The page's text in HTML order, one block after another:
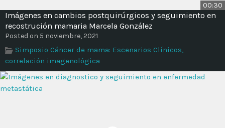
00:30
Imágenes en cambios postquirúrgicos y seguimiento en
recostrución mamaria Marcela González
Posted on 5 noviembre, 2021
Simposio Cáncer de mama: Escenarios Clínicos,
correlación imagenológica